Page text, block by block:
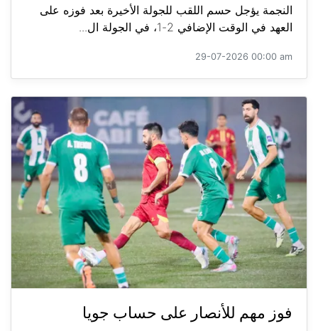
النجمة يؤجل حسم اللقب للجولة الأخيرة بعد فوزه على
العهد في الوقت الإضافي 2-1، في الجولة ال...
29-07-2026 00:00 am
فوز مهم للأنصار على حساب جويا